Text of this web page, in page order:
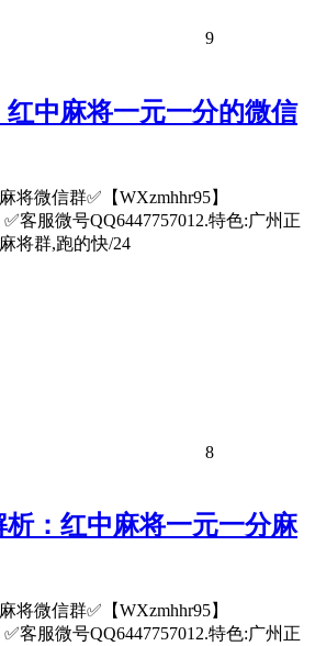
9
红中麻将一元一分的微信
将微信群✅【WXzmhhr95】
✅客服微号QQ6447757012.特色:广州正
将群,跑的快/24
8
析：红中麻将一元一分麻
将微信群✅【WXzmhhr95】
✅客服微号QQ6447757012.特色:广州正